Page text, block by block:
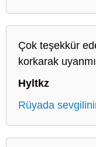
Çok teşekkür
korkarak
Hyltkz
Rüyada